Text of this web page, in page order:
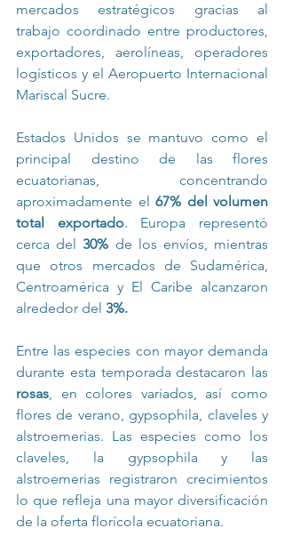
mercados estratégicos gracias al
trabajo coordinado entre productores,
exportadores, aerolíneas, operadores
logísticos y el Aeropuerto Internacional
Mariscal Sucre.
Estados Unidos se mantuvo como el
principal destino de las flores
ecuatorianas, concentrando
aproximadamente el 67% del volumen
total exportado. Europa representó
cerca del 30% de los envíos, mientras
que otros mercados de Sudamérica,
Centroamérica y El Caribe alcanzaron
alrededor del 3%.
Entre las especies con mayor demanda
rosas, en colores variados, así como
flores de verano, gypsophila, claveles y
alstroemerias. Las especies como los
claveles, la gypsophila y las
alstroemerias registraron crecimientos
lo que refleja una mayor diversificación
de la oferta florícola ecuatoriana.